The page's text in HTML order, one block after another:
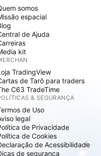
somos
espacial
de Ajuda
kit
TradingView
de Tarô para traders
C63 TradeTime
& SEGURANÇA
de Uso
legal
de Privacidade
de Cookies
de Acessibilidade
de segurança